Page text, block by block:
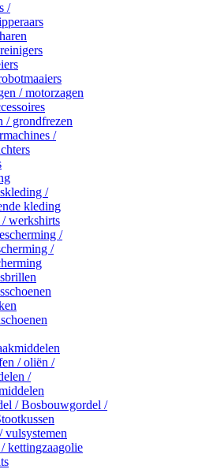
/
/ motorzagen
/ grondfrezen
/
/
kleding
/ werkshirts
/
/
/ oliën /
/
/ Bosbouwgordel /
vulsystemen
kettingzaagolie